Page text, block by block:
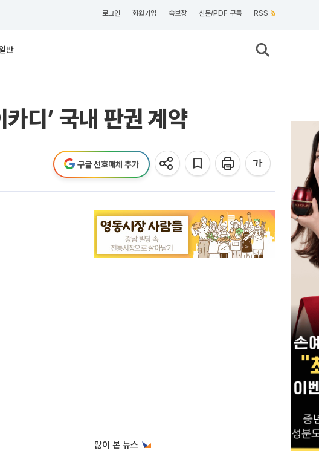
로그인 회원가입 속보창 신문/PDF 구독 RSS
반
디’ 국내 판권 계약
구글 선호매체 추가
많이 본 뉴스